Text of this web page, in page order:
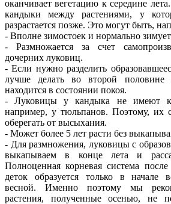
оканчивает вегетацию к середине
кандыки между растениями, у
разрастается позже. Это могут быть,
- Вполне зимостоек и нормально
- Размножается за счет
дочерних луковиц.
- Если нужно разделить
лучше делать во второй половине
находится в состоянии покоя.
- Луковицы у кандыка не имеют
например, у тюльпанов. Поэтому, их
оберегать от высыхания.
- Может более 5 лет расти без
- Для размножения, луковицы с
выкапываем в конце лета и
Полноценная корневая система
деток образуется только в начале
весной. Именно поэтому мы
растения, полученные осенью, не